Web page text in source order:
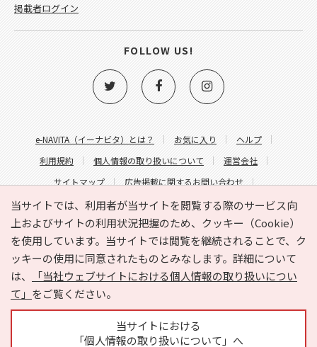
当サイトでは、利用者が当サイトを閲覧する際のサービス向
上およびサイトの利用状況把握のため、クッキー（Cookie）
を使用しています。当サイトでは閲覧を継続されることで、ク
ッキーの使用に同意されたものとみなします。詳細について
は、
「当社ウェブサイトにおける個人情報の取り扱いについ
て」 をご覧ください。
当サイトにおける
「個人情報の取り扱いについて」へ
e-NAVITA（イーナビタ）とは？ お気に入り
ヘルプ
利用規約
個人情報の取り扱いについて
運営会社
サイトマップ
広告掲載に関するお問い合わせ
サイトの内容に関するお問い合わせ
掲載者ログイン
FOLLOW US!
Copyright © HYOJITO.Co.,Ltd. All Rights Reserved.